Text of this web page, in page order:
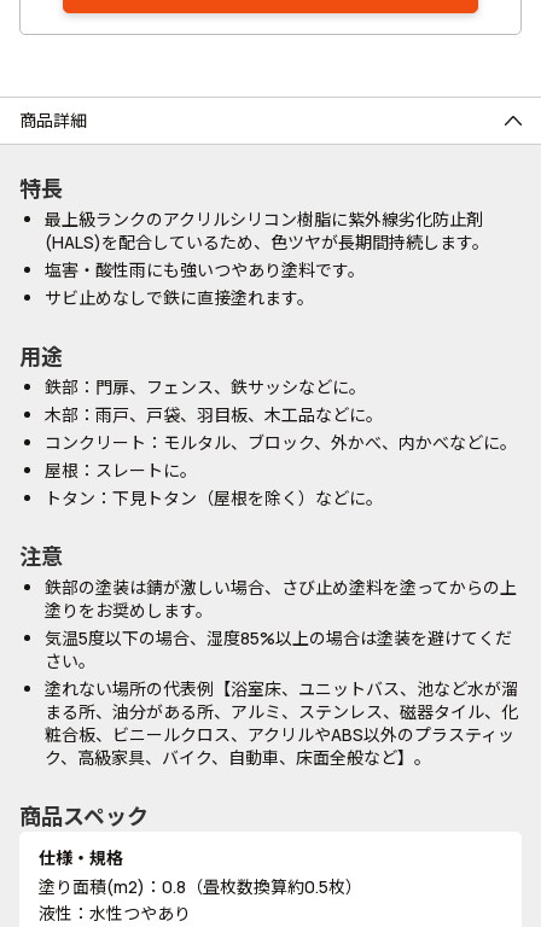
商品詳細
特長
最上級ランクのアクリルシリコン樹脂に紫外線劣化防止剤
(HALS)を配合しているため、色ツヤが長期間持続します。
塩害・酸性雨にも強いつやあり塗料です。
サビ止めなしで鉄に直接塗れます。
用途
鉄部：門扉、フェンス、鉄サッシなどに。
木部：雨戸、戸袋、羽目板、木工品などに。
コンクリート：モルタル、ブロック、外かべ、内かべなどに。
屋根：スレートに。
トタン：下見トタン（屋根を除く）などに。
注意
鉄部の塗装は錆が激しい場合、さび止め塗料を塗ってからの上
塗りをお奨めします。
気温5度以下の場合、湿度85%以上の場合は塗装を避けてくだ
さい。
塗れない場所の代表例【浴室床、ユニットバス、池など水が溜
まる所、油分がある所、アルミ、ステンレス、磁器タイル、化
粧合板、ビニールクロス、アクリルやABS以外のプラスティッ
ク、高級家具、バイク、自動車、床面全般など】。
商品スペック
仕様・規格
塗り面積(m2)：0.8（畳枚数換算約0.5枚）
液性：水性つやあり